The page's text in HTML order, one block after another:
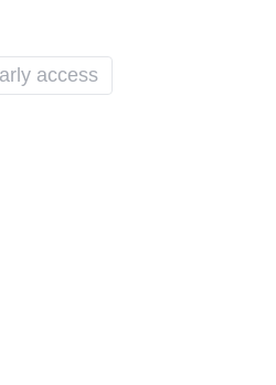
access